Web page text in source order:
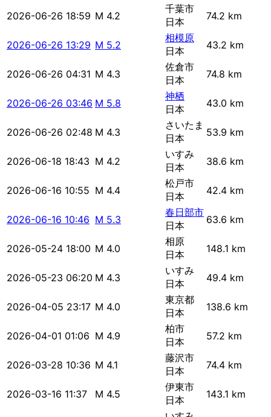
2026-06-26 18:59 M 4.2
千葉市
日本
74.2 km
2026-06-26 13:29 M 5.2
相模原
日本
43.2 km
2026-06-26 04:31 M 4.3
佐倉市
日本
74.8 km
2026-06-26 03:46 M 5.8
神栖
日本
43.0 km
2026-06-26 02:48 M 4.3
さいたま
日本
53.9 km
2026-06-18 18:43 M 4.2
いすみ
日本
38.6 km
2026-06-16 10:55 M 4.4
松戸市
日本
42.4 km
2026-06-16 10:46 M 5.3
春日部市
日本
63.6 km
2026-05-24 18:00 M 4.0
相原
日本
148.1 km
2026-05-23 06:20 M 4.3
いすみ
日本
49.4 km
2026-04-05 23:17 M 4.0
東京都
日本
138.6 km
2026-04-01 01:06 M 4.9
柏市
日本
57.2 km
2026-03-28 10:36 M 4.1
藤沢市
日本
74.4 km
2026-03-16 11:37 M 4.5
伊東市
日本
143.1 km